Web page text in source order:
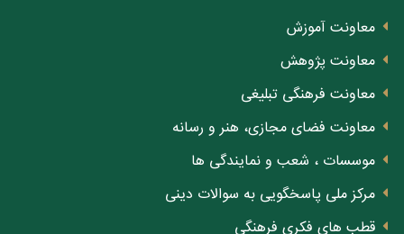
معاونت آموزش
معاونت پژوهش
معاونت فرهنگی تبلیغی
معاونت فضای مجازی، هنر و رسانه
موسسات ، شعب و نمایندگی ها
مرکز ملی پاسخگویی به سوالات دینی
قطب های فکری فرهنگی